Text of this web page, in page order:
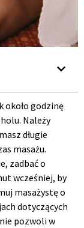
około godzinę
Należy
długie
masażu.
zadbać o
wcześniej, by
masażystę o
dotyczących
pozwoli w